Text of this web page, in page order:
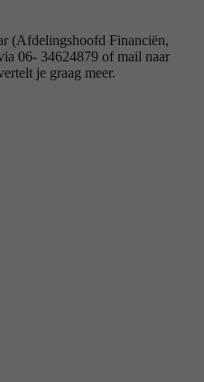
(Afdelingshoofd Financiën,
06- 34624879 of mail naar
je graag meer.